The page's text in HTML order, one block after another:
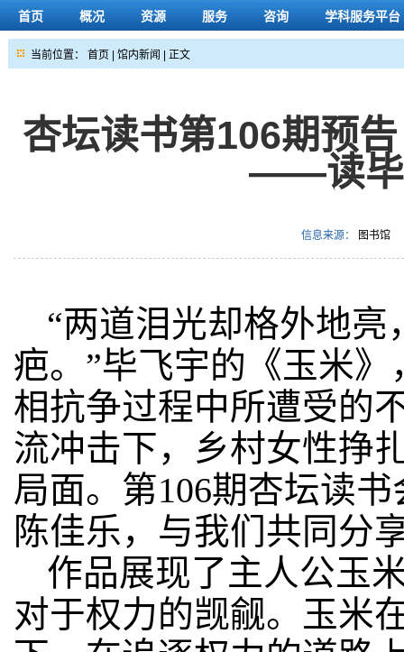
首页 概况 资源 服务 咨询 学科服务平台
当前位置： 首页 馆内新闻 | 正文
杏坛读书第106期预
——读毕
信息来源： 图书馆
“两道泪光却格外地
疤。”毕飞宇的《玉米
相抗争过程中所遭受的
流冲击下，乡村女性挣
局面。第106期杏坛读
陈佳乐，与我们共同分
作品展现了主人公玉
对于权力的觊觎。玉米